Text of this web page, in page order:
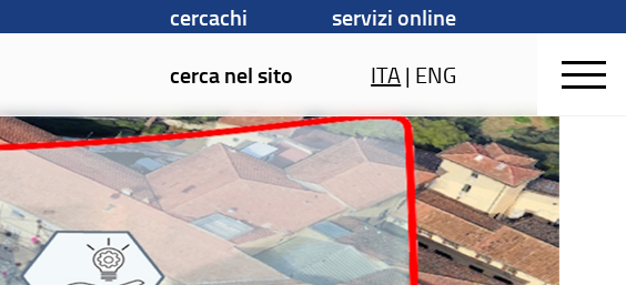
cercachi
servizi online
cerca nel sito
ITA| ENG